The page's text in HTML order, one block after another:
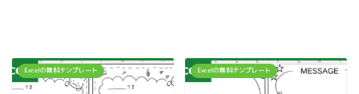
Excelの無料テンプレート Excelの無料テンプレート